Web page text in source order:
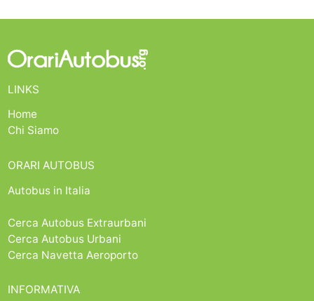
LINKS
Home
Chi Siamo
ORARI AUTOBUS
Autobus in Italia
Cerca Autobus Extraurbani
Cerca Autobus Urbani
Cerca Navetta Aeroporto
INFORMATIVA